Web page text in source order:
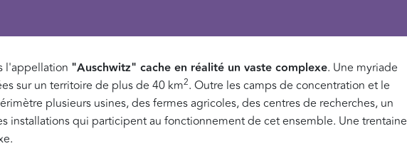
l'appellation "Auschwitz" cache en réalité un vaste complexe. Une myriade
sur un territoire de plus de 40 km2. Outre les camps de concentration et le
plusieurs usines, des fermes agricoles, des centres de recherches, un
installations qui participent au fonctionnement de cet ensemble. Une trentaine